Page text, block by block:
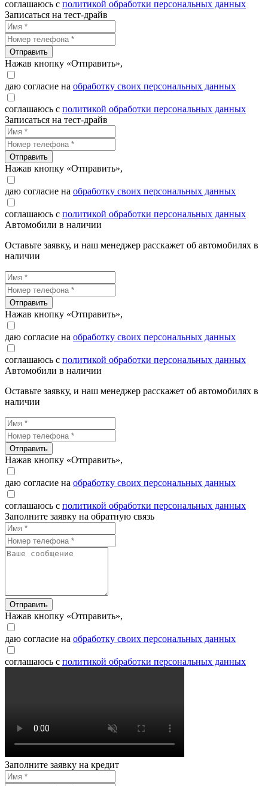
соглашаюсь с политикой обработки персональных данных
Записаться на тест-драйв
Отправить
Нажав кнопку «Отправить»,
даю согласие на обработку своих персональных данных
соглашаюсь с политикой обработки персональных данных
Записаться на тест-драйв
Отправить
Нажав кнопку «Отправить»,
даю согласие на обработку своих персональных данных
соглашаюсь с политикой обработки персональных данных
Автомобили в наличии
Оставьте заявку, и наш менеджер расскажет об автомобилях в
наличии
Отправить
Нажав кнопку «Отправить»,
даю согласие на обработку своих персональных данных
соглашаюсь с политикой обработки персональных данных
Автомобили в наличии
Оставьте заявку, и наш менеджер расскажет об автомобилях в
наличии
Отправить
Нажав кнопку «Отправить»,
даю согласие на обработку своих персональных данных
соглашаюсь с политикой обработки персональных данных
Заполните заявку на обратную связь
Отправить
Нажав кнопку «Отправить»,
даю согласие на обработку своих персональных данных
соглашаюсь с политикой обработки персональных данных
Заполните заявку на кредит